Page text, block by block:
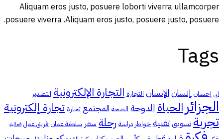
Aliquam eros justo, posuere loborti viverra ullamcorper
posuere viverra .Aliquam eros justo, posuere justo, posuere.
Tags
أبي إحسان إنسانالإنسان التجارة التجارة الإلكترونية التصدير
الجزائر الحياةالدوحة الصحة المجتمع تجارة تجارة إلكترونية
تجربة تسويقتقنية خواطر دراسة رحلة سفر سلطنة عمان فريق عمل فعالية